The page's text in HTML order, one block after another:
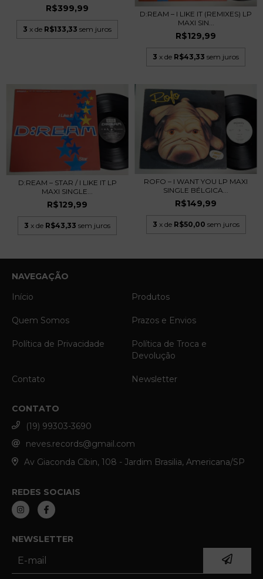
R$399,99
3 x de R$133,33 sem juros
D:REAM – I LIKE IT (REMIXES) LP
MAXI SIN...
R$129,99
3 x de R$43,33 sem juros
D:REAM – STAR / I LIKE IT LP
MAXI SINGLE...
R$129,99
3 x de R$43,33 sem juros
ROFO – I WANT YOU LP MAXI
SINGLE BÉLGICA...
R$149,99
3 x de R$50,00 sem juros
NAVEGAÇÃO
Início
Produtos
Quem Somos Prazos e Envios
Política de Privacidade
Política de Troca e
Devolução
Contato Newsletter
CONTATO
(19) 99303-3690
neves.records@gmail.com
Av Giaconda Cibin, 108 - Jardim Brasilia, Americana/SP
REDES SOCIAIS
NEWSLETTER